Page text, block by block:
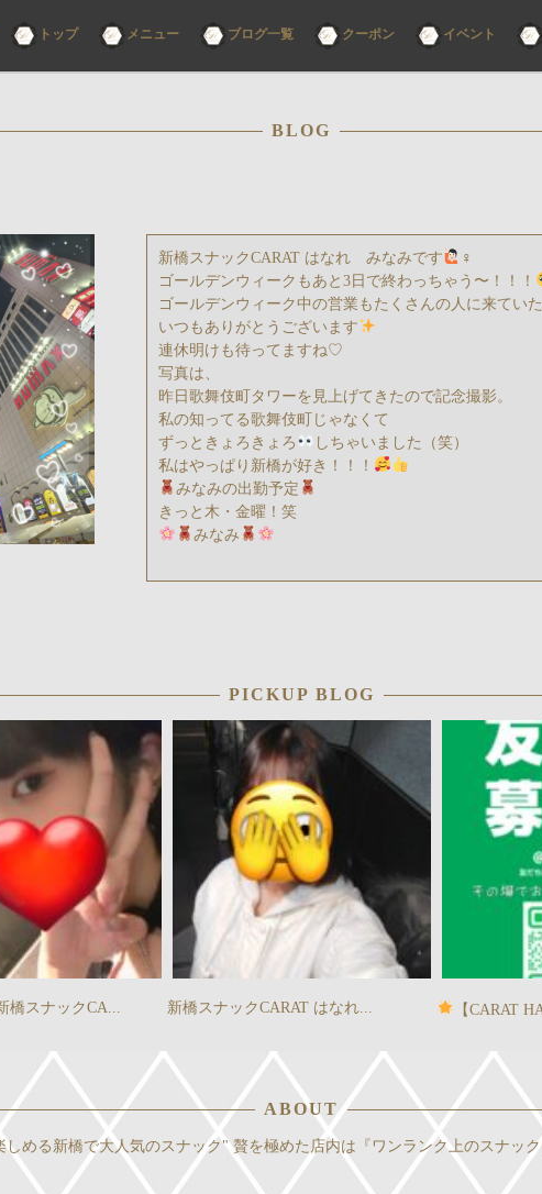
コ
ン
ン
キ
トップ メニュー ブログ一覧 クーポン イベント
BLOG
新橋スナックCARAT はなれ みなみです
‍♀
ゴールデンウィークもあと3日で終わっちゃう〜！！！
ゴールデンウィーク中の営業もたくさんの人に来てい
いつもありがとうございます
連休明けも待ってますね♡
写真は、
昨日歌舞伎町タワーを見上げてきたので記念撮影。
私の知ってる歌舞伎町じゃなくて
ずっときょろきょろ
しちゃいました（笑）
私はやっぱり新橋が好き！！！
みなみの出勤予定
きっと木・金曜！笑
みなみ
PICKUP BLOG
クCARAT はなれ... 【CARAT HANARE公... 皆様こ
ABOUT
める新橋で大人気のスナック" 贅を極めた店内は『ワンランク上のスナッ